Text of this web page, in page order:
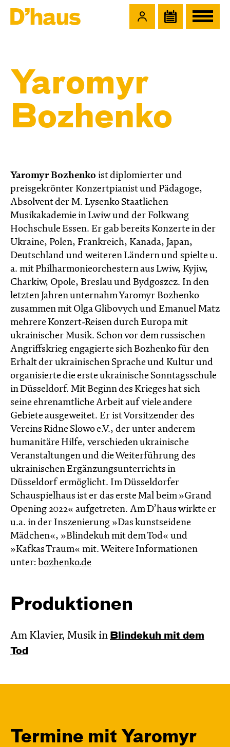
Yaromyr
Bozhenko
Yaromyr Bozhenko ist diplomierter und
preisgekrönter Konzertpianist und Pädagoge,
Absolvent der M. Lysenko Staatlichen
Musikakademie in Lwiw und der Folkwang
Hochschule Essen. Er gab bereits Konzerte in der
Ukraine, Polen, Frankreich, Kanada, Japan,
Deutschland und weiteren Ländern und spielte u.
a. mit Philharmonieorchestern aus Lwiw, Kyjiw,
Charkiw, Opole, Breslau und Bydgoszcz. In den
letzten Jahren unternahm Yaromyr Bozhenko
zusammen mit Olga Glibovych und Emanuel Matz
mehrere Konzert-Reisen durch Europa mit
ukrainischer Musik. Schon vor dem russischen
Angriffskrieg engagierte sich Bozhenko für den
Erhalt der ukrainischen Sprache und Kultur und
organisierte die erste ukrainische Sonntagsschule
in Düsseldorf. Mit Beginn des Krieges hat sich
seine ehrenamtliche Arbeit auf viele andere
Gebiete ausgeweitet. Er ist Vorsitzender des
Vereins Ridne Slowo e.V., der unter anderem
humanitäre Hilfe, verschieden ukrainische
Veranstaltungen und die Weiterführung des
ukrainischen Ergänzungsunterrichts in
Düsseldorf ermöglicht. Im Düsseldorfer
Schauspielhaus ist er das erste Mal beim »Grand
Opening 2022« aufgetreten. Am D’haus wirkte er
u.a. in der Inszenierung »Das kunstseidene
Mädchen«, »Blindekuh mit dem Tod« und
»Kafkas Traum« mit. Weitere Informationen
unter: bozhenko.de
Produktionen
Am Klavier, Musik in Blinde­kuh mit dem
Tod
Termine mit Yaromyr